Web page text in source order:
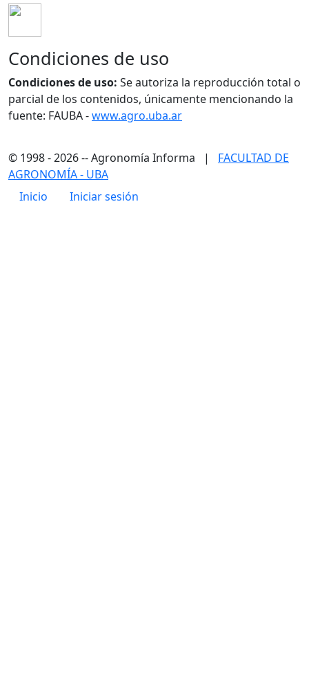
Condiciones de uso
Condiciones de uso: Se autoriza la reproducción total o
parcial de los contenidos, únicamente mencionando la
fuente: FAUBA -www.agro.uba.ar
© 1998 - 2026 -- Agronomía Informa | FACULTAD DE
AGRONOMÍA - UBA
Menú de cuenta de usuario
Inicio Iniciar sesión